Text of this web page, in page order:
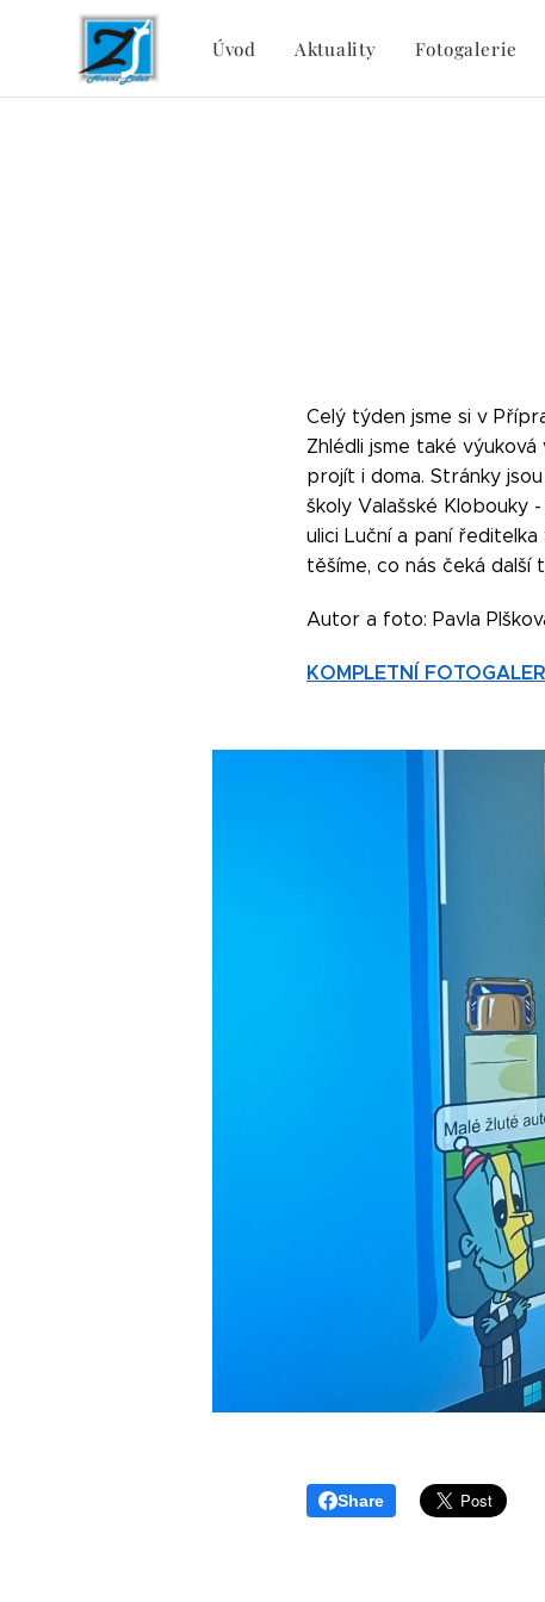
Úvod Aktuality Fotogalerie
Celý týden jsme si v
Zhlédli jsme také
projít i doma. Stránky
školy Valašské Klobouky
ulici Luční a paní
těšíme, co nás čeká další
Autor a foto: Pavla
KOMPLETNÍ
Share